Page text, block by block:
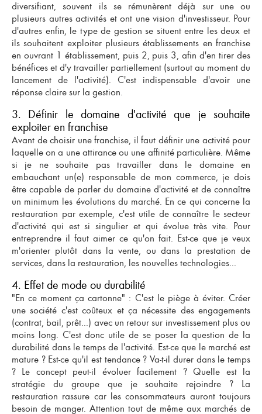
diversifiant, souvent ils se rémunèrent déjà sur une ou
plusieurs autres activités et ont une vision d'investisseur. Pour
d'autres enfin, le type de gestion se situent entre les deux et
ils souhaitent exploiter plusieursétablissements en franchise
en ouvrant 1 établissement, puis 2, puis 3, afin d'en tirer des
bénéfices et d'y travailler partiellement (surtout au moment du
lancement de l'activité). C'est indispensable d'avoir une
réponse claire sur la gestion.
3. Définir le domaine d'activité que je souhaite
exploiter en franchise
Avant de choisir une franchise, il faut définir une activité pour
laquelle on a une attirance ou une affinité particulière. Même
si je ne souhaite pas travailler dans le domaine en
embauchant un(e) responsable de mon commerce, je dois
être capable de parler du domaine d'activité et de connaître
un minimum les évolutions du marché. En ce qui concerne la
restauration par exemple, c'est utile de connaître le secteur
d'activité qui est si singulier et qui évolue très vite. Pour
entreprendre il faut aimer ce qu'on fait. Est-ce que je veux
m'orienter plutôt dans la vente, ou dans la prestation de
services, dans la restauration, les nouvelles technologies...
4. Effet de mode ou durabilité
"En ce moment ça cartonne" : C'est le piège à éviter. Créer
une société c'est coûteux et ça nécessite des engagements
(contrat, bail, prêt...) avec un retour sur investissement plus ou
moins long. C'est donc utile de se poser la question de la
durabilité dans le temps de l'activité. Est-ce que le marché est
mature ? Est-ce qu'il est tendance ? Va-t-il durer dans le temps
? Le concept peut-il évoluer facilement ? Quelle est la
stratégie du groupe que je souhaite rejoindre ? La
restauration rassure car les consommateurs auront toujours
besoin de manger. Attention tout de même aux marchés de